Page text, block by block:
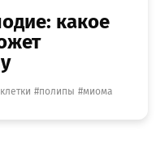
какое
полипы миома